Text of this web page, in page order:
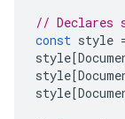
// Declares
const style
style[
style[
style[